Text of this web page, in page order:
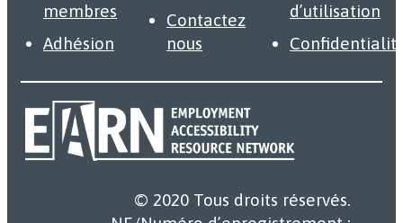
membres
Adhésion
Contactez
nous
d’utilisation
© 2020 Tous droits réservés.